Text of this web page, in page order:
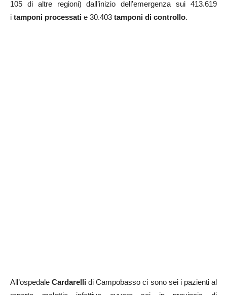
105 di altre regioni) dall’inizio dell’emergenza sui 413.619
i tamponi processati e 30.403 tamponi di controllo.
All’ospedaleCardarelli di Campobasso ci sono sei i pazienti al